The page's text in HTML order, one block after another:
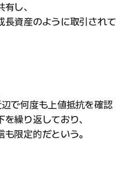
し、
長資産のように取引されて
で何度も上値抵抗を確認
繰り返しており、
限定的だという。